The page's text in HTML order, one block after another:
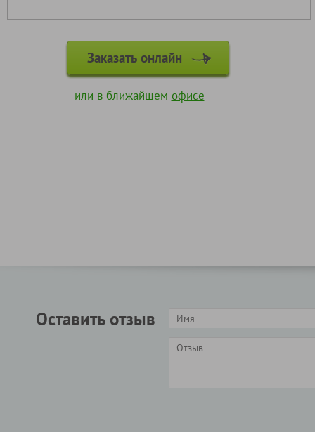
Заказать онлайн
или в ближайшем офисе
Оставить отзыв